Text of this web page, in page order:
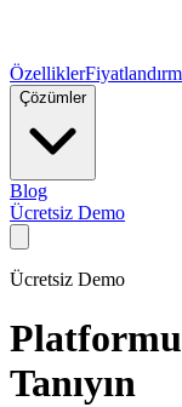
Özellikler
Çözümler
Blog
Ücretsiz Demo
Ücretsiz Demo
Tanıyın